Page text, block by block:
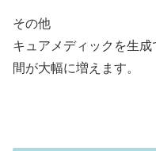
その他
キュアメディックを生
間が大幅に増えます。